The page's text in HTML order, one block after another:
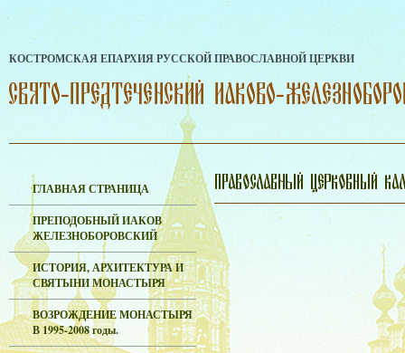
КОСТРОМСКАЯ ЕПАРХИЯ РУССКОЙ ПРАВОСЛАВНОЙ ЦЕРКВИ
ГЛАВНАЯ СТРАНИЦА
ПРЕПОДОБНЫЙ ИАКОВ
ЖЕЛЕЗНОБОРОВСКИЙ
ИСТОРИЯ, АРХИТЕКТУРА И
СВЯТЫНИ МОНАСТЫРЯ
ВОЗРОЖДЕНИЕ МОНАСТЫРЯ
В 1995-2008 годы.